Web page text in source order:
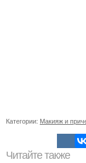
Категории: Макияж и
Читайте также